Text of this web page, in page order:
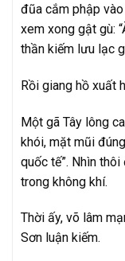
đũa cắm phập
xem xong gật gù:
thần kiếm lưu lạc
Rồi giang hồ xuất
Một gã Tây lông
khói, mặt mũi
quốc tế”. Nhìn
trong không khí.
Thời ấy, võ lâm
Sơn luận kiếm.